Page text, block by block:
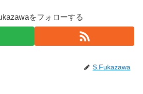
をフォローする
S.Fukazawa